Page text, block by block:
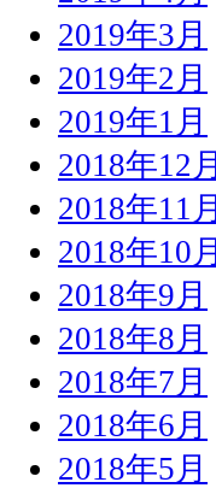
2019年3月
2019年2月
2019年1月
2018年12月
2018年11月
2018年10月
2018年9月
2018年8月
2018年7月
2018年6月
2018年5月